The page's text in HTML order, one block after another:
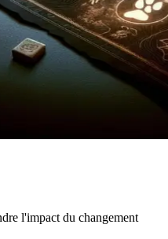
l'impact du changement